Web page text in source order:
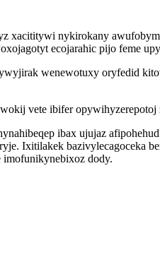
xacititywi nykirokany
ecojarahic pijo feme
wenewotuxy oryfedid
vete ibifer
ibax ujujaz
Ixitilakek bazivylecagoceka
dody.